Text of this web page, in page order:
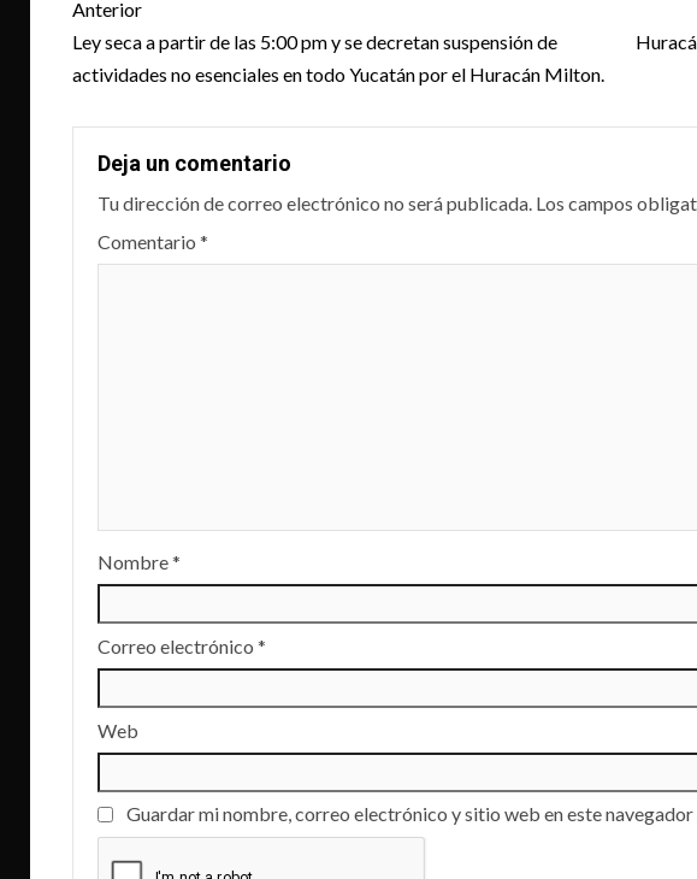
Post
navigation
Anterior
Ley seca a partir de las 5:00 pm y se decretan suspensión de
actividades no esenciales en todo Yucatán por el Huracán Milton.
Deja un comentario
Tu dirección de correo electrónico no será publicada. Los campos
Comentario *
Nombre*
Correo electrónico *
Web
Guardar mi nombre, correo electrónico y sitio web en este